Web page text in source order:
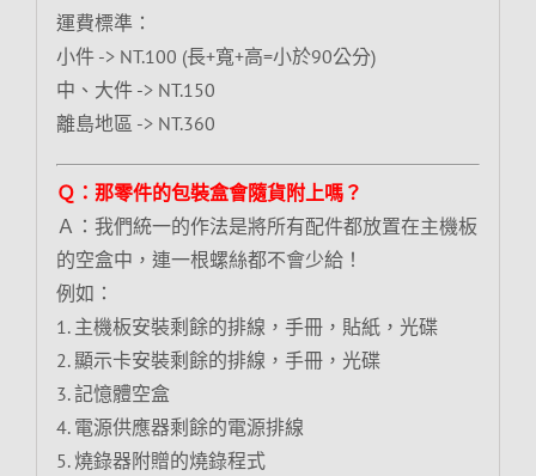
運費標準：
小件 -> NT.100 (長+寬+高=小於90公分)
中、大件 -> NT.150
離島地區 -> NT.360
Ｑ：那零件的包裝盒會隨貨附上嗎？
Ａ：我們統一的作法是將所有配件都放置在主機板
的空盒中，連一根螺絲都不會少給！
例如：
1. 主機板安裝剩餘的排線，手冊，貼紙，光碟
2. 顯示卡安裝剩餘的排線，手冊，光碟
3. 記憶體空盒
4. 電源供應器剩餘的電源排線
5. 燒錄器附贈的燒錄程式